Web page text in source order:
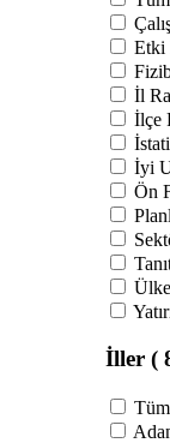
Etki
İl
İlçe
İyi
Ön
İller (